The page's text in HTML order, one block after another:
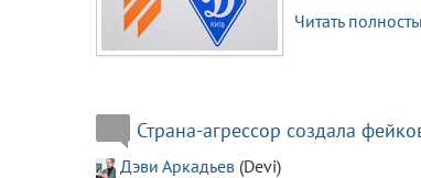
Читать
Страна-агрессор создала
Дэви Аркадьев (Devi)